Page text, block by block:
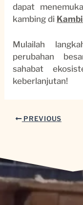
dapat
kambing di
Mulailah
perubahan
sahabat
keberlanjutan!
PREVIOUS